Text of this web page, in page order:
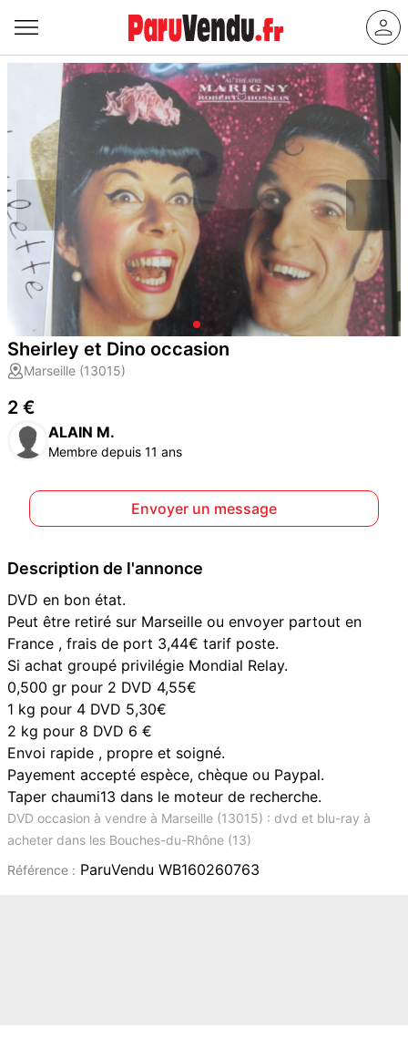
Sheirley et Dino occasion
Marseille (13015)
2 €
ALAIN M.
Membre depuis 11 ans
Envoyer un message
Description de l'annonce
DVD en bon état.
Peut être retiré sur Marseille ou envoyer partout en
France , frais de port 3,44€ tarif poste.
Si achat groupé privilégie Mondial Relay.
0,500 gr pour 2 DVD 4,55€
1 kg pour 4 DVD 5,30€
2 kg pour 8 DVD 6 €
Envoi rapide , propre et soigné.
Payement accepté espèce, chèque ou Paypal.
Taper chaumi13 dans le moteur de recherche.
DVD occasion à vendre à Marseille (13015) : dvd et blu-ray à
acheter dans les Bouches-du-Rhône (13)
Référence : ParuVendu WB160260763